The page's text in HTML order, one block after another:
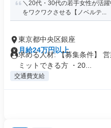
＼20代・30代の若手女性が活
をワクワクさせる【ノベルテ...
東京都中央区銀座
月給24万円以上
求める人材: 【募集条件】
ミットできる方 ・20...
交通費支給